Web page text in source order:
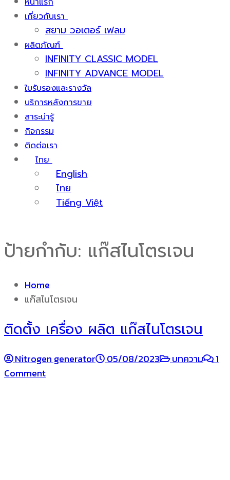
เกี่ยวกับเรา
สยาม วอเตอร์ เฟลม
ผลิตภัณฑ์
INFINITY CLASSIC MODEL
INFINITY ADVANCE MODEL
ใบรับรองและรางวัล
บริการหลังการขาย
สาระน่ารู้
กิจกรรม
ติดต่อเรา
ไทย
English
ไทย
Tiếng Việt
ป้ายกำกับ: แก๊สไนโตรเจน
Home
แก๊สไนโตรเจน
ติดตั้ง เครื่อง ผลิต แก๊สไนโตรเจน
Nitrogen generator 05/08/2023 บทความ
1
Comment